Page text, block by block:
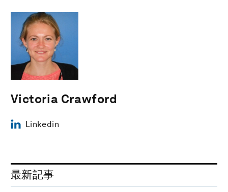
Victoria Crawford
Linkedin
最新記事